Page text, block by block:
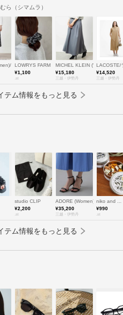
ら（シマムラ）
ェントット
レリアン
LOWRYS FARM
¥1,100
.st
MICHEL KLEIN (Women)/ミ
¥15,180
三越・伊勢丹
LACOSTE/
¥14,520
三越・伊勢丹
テム情報をもっと見る
studio CLIP
¥2,200
.st
ADORE (Women)/アドーア
¥35,200
三越・伊勢丹
niko and ...
¥990
.st
テム情報をもっと見る